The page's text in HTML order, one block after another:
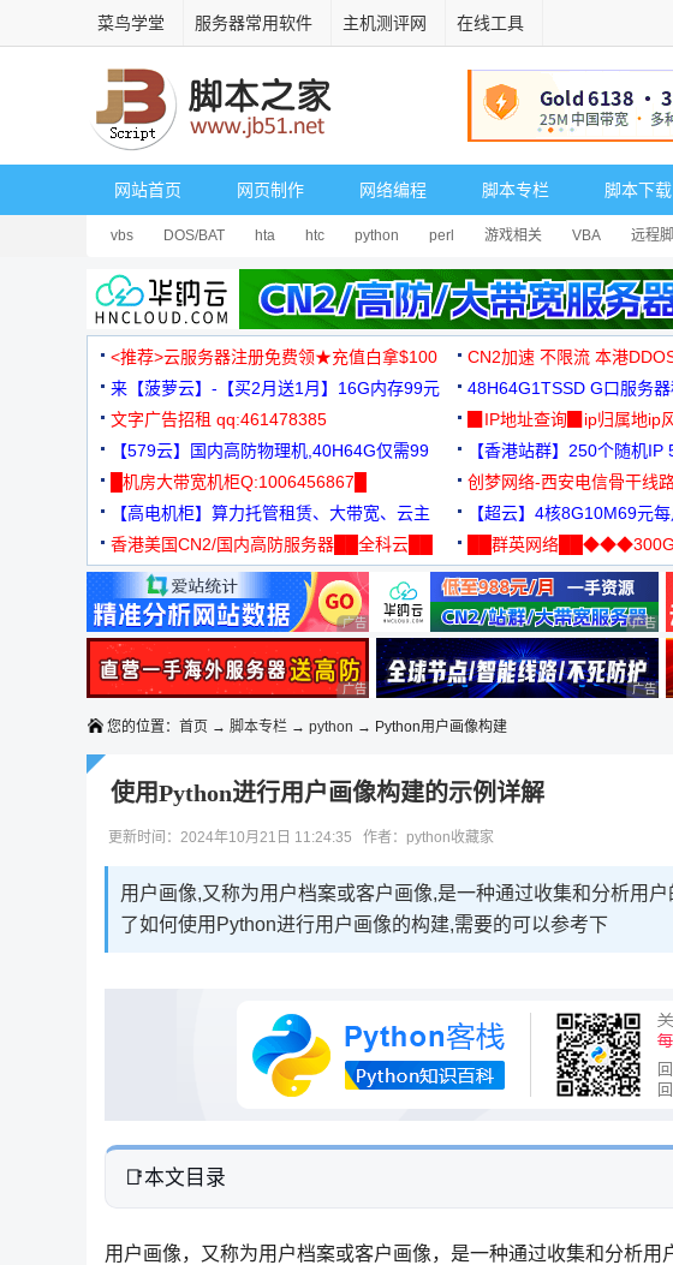
菜鸟学堂 服务器常用软件 主机测评网 在线工具
网站首页 网页制作 网络编程 脚本专栏 脚本下载
vbs DOS/BAT hta htc python perl 游戏相关 VBA 远程
<推荐>云服务器注册免费领★充值白拿$100 CN2加速 不限流 本港
来【菠萝云】-【买2月送1月】16G内存99元
48H64G1TSSD G口服务
3000+可免费测试
文字广告招租 qq:461478385
▉IP地址查询▉ip归属地ip
【579云】国内高防物理机,40H64G仅需99
元
【香港站群】250个随机
█机房大带宽机柜Q:1006456867█
创梦网络-西安电信骨干线
88元/月
【高电机柜】算力托管租赁、大带宽、云主
机
【超云】4核8G10M69元每
香港美国CN2/国内高防服务器██全科云██
██群英网络██◆◆◆300G
◆◆◆
广告 商业广告，理性选择 广告
广告 商业广告，理性选择 广告
您的位置： 首页 → 脚本专栏 → python → Python用户画像构建
使用Python进行用户画像构建的示例详解
更新时间：2024年10月21日 11:24:35 作者：python收藏家
用户画像,又称为用户档案或客户画像,是一种通过收集和分析用
了如何使用Python进行用户画像的构建,需要的可以参考下
本文目录
用户画像，又称为用户档案或客户画像，是一种通过收集和分析